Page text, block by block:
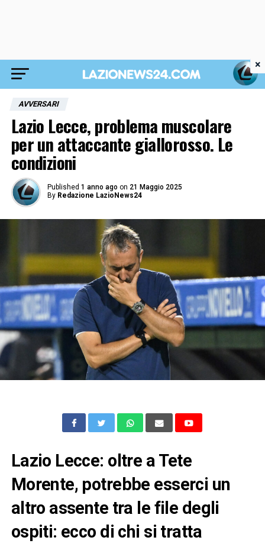
AVVERSARI
Lazio Lecce, problema muscolare
per un attaccante giallorosso. Le
condizioni
Published 1 anno ago on 21 Maggio 2025
By Redazione LazioNews24
Lazio Lecce: oltre a Tete
Morente, potrebbe esserci un
altro assente tra le file degli
ospiti: ecco di chi si tratta
×